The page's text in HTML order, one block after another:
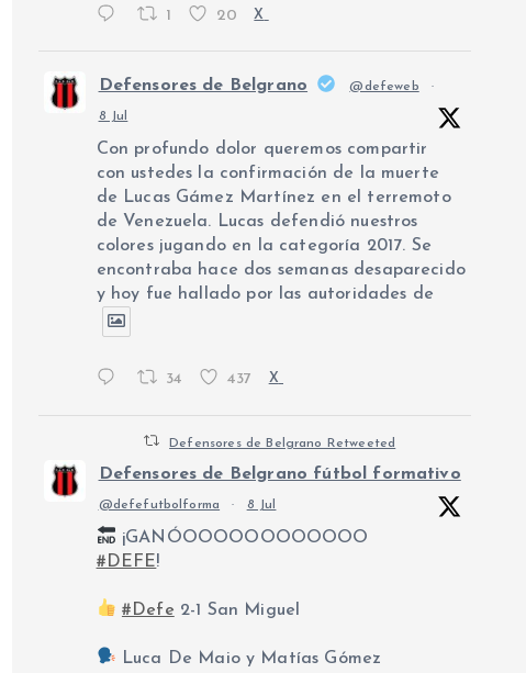
1 20 X
Defensores de Belgrano @defeweb ·
8 Jul
Con profundo dolor queremos compartir
con ustedes la confirmación de la muerte
de Lucas Gámez Martínez en el terremoto
de Venezuela. Lucas defendió nuestros
colores jugando en la categoría 2017. Se
encontraba hace dos semanas desaparecido
y hoy fue hallado por las autoridades de
34 437 X
Defensores de Belgrano Retweeted
Defensores de Belgrano fútbol formativo
@defefutbolforma · 8 Jul
¡GANÓOOOOOOOOOOOO
#DEFE!
#Defe 2-1 San Miguel
Luca De Maio y Matías Gómez